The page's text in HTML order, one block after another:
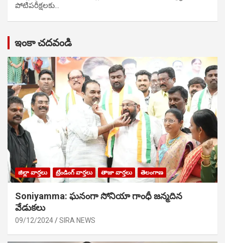
పోటిప‌రీక్ష‌ల‌కు…
ఇంకా చదవండి
జిల్లా వార్తలు ట్రేండింగ్ వార్తలు తాజా వార్తలు తెలంగాణ
Soniyamma: ఘ‌నంగా సోనియా గాంధీ జ‌న్మ‌దిన
వేడుక‌లు
09/12/2024 SIRA NEWS